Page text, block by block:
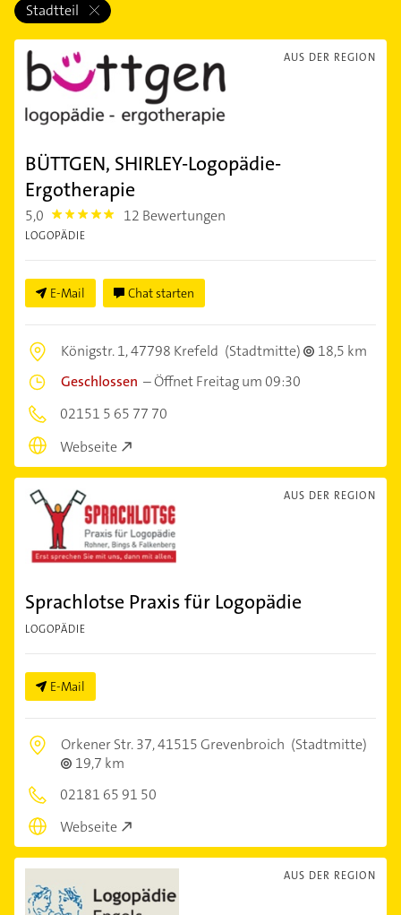
Stadtteil
AUS DER REGION
BÜTTGEN, SHIRLEY-Logopädie-
Ergotherapie
5,0 5.0 12 Bewertungen
LOGOPÄDIE
E-Mail Chat starten
Königstr. 1,47798 Krefeld (Stadtmitte)
18,5 km
Geschlossen –Öffnet Freitag um 09:30
02151 5 65 77 70
Webseite
AUS DER REGION
Sprachlotse Praxis für Logopädie
LOGOPÄDIE
E-Mail
Orkener Str. 37,41515 Grevenbroich (Stadtmitte)
19,7 km
02181 65 91 50
Webseite
AUS DER REGION